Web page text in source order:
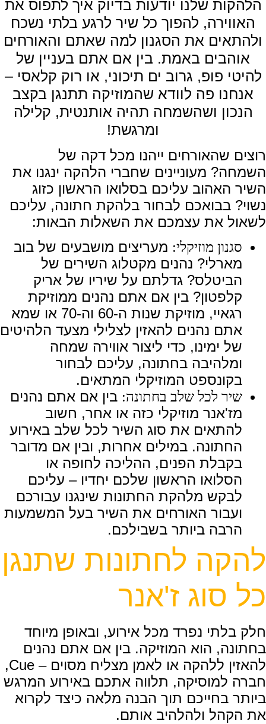
הלהקות שלנו יודעות בדיוק איך לתפוס את
האווירה, להפוך כל שיר לרגע בלתי נשכח
ולהתאים את הסגנון למה שאתם והאורחים
אוהבים באמת. בין אם אתם בעניין של
להיטי פופ, גרוב ים תיכוני, או רוק קלאסי –
אנחנו פה לוודא שהמוזיקה תתנגן בקצב
הנכון ושהשמחה תהיה אותנטית, קלילה
ומרגשת!
רוצים שהאורחים ייהנו מכל דקה של
השמחה? מעוניינים שחברי הלהקה ינגנו את
השיר האהוב עליכם בסלואו הראשון כזוג
נשוי? בבואכם לבחור בלהקת חתונה, עליכם
לשאול את עצמכם את השאלות הבאות:
סגנון מוזיקלי: מעריצים מושבעים של בוב
מארלי? נהנים מקטלוג השירים של
הביטלס? גדלתם על שיריו של אריק
קלפטון? בין אם אתם נהנים ממוזיקת
רגאיי, מוזיקת שנות ה-60 וה-70 או שמא
אתם נהנים להאזין לצלילי מצעד הלהיטים
של ימינו, כדי ליצור אווירה שמחה
ומלהיבה בחתונה, עליכם לבחור
בקונספט המוזיקלי המתאים.
שיר לכל שלב בחתונה: בין אם אתם נהנים
מז'אנר מוזיקלי כזה או אחר, חשוב
להתאים את סוג השיר לכל שלב באירוע
החתונה. במילים אחרות, ובין אם מדובר
בקבלת הפנים, ההליכה לחופה או
הסלואו הראשון שלכם יחדיו – עליכם
לבקש מלהקת החתונות שינגנו עבורכם
ועבור האורחים את השיר בעל המשמעות
הרבה ביותר בשבילכם.
להקה לחתונות שתנגן
כל סוג ז'אנר
חלק בלתי נפרד מכל אירוע, ובאופן מיוחד
בחתונה, הוא המוזיקה. בין אם אתם נהנים
להאזין ללהקה או לאמן מצליח מסוים – Cue,
חברה למוסיקה, תלווה אתכם באירוע המרגש
ביותר בחייכם תוך הבנה מלאה כיצד לקרוא
את הקהל ולהלהיב אותם.